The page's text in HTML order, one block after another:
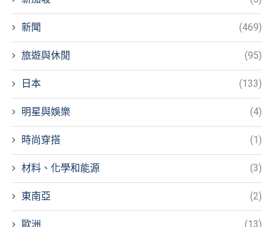
新聞 (469)
旅遊與休閒 (95)
日本 (133)
明星與娛樂 (4)
時尚穿搭 (1)
材料、化學和能源 (3)
東南亞 (2)
歐洲 (13)